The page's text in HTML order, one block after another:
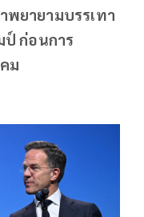
ยายามบรรเทา
ป์ ก่อนการ
ม